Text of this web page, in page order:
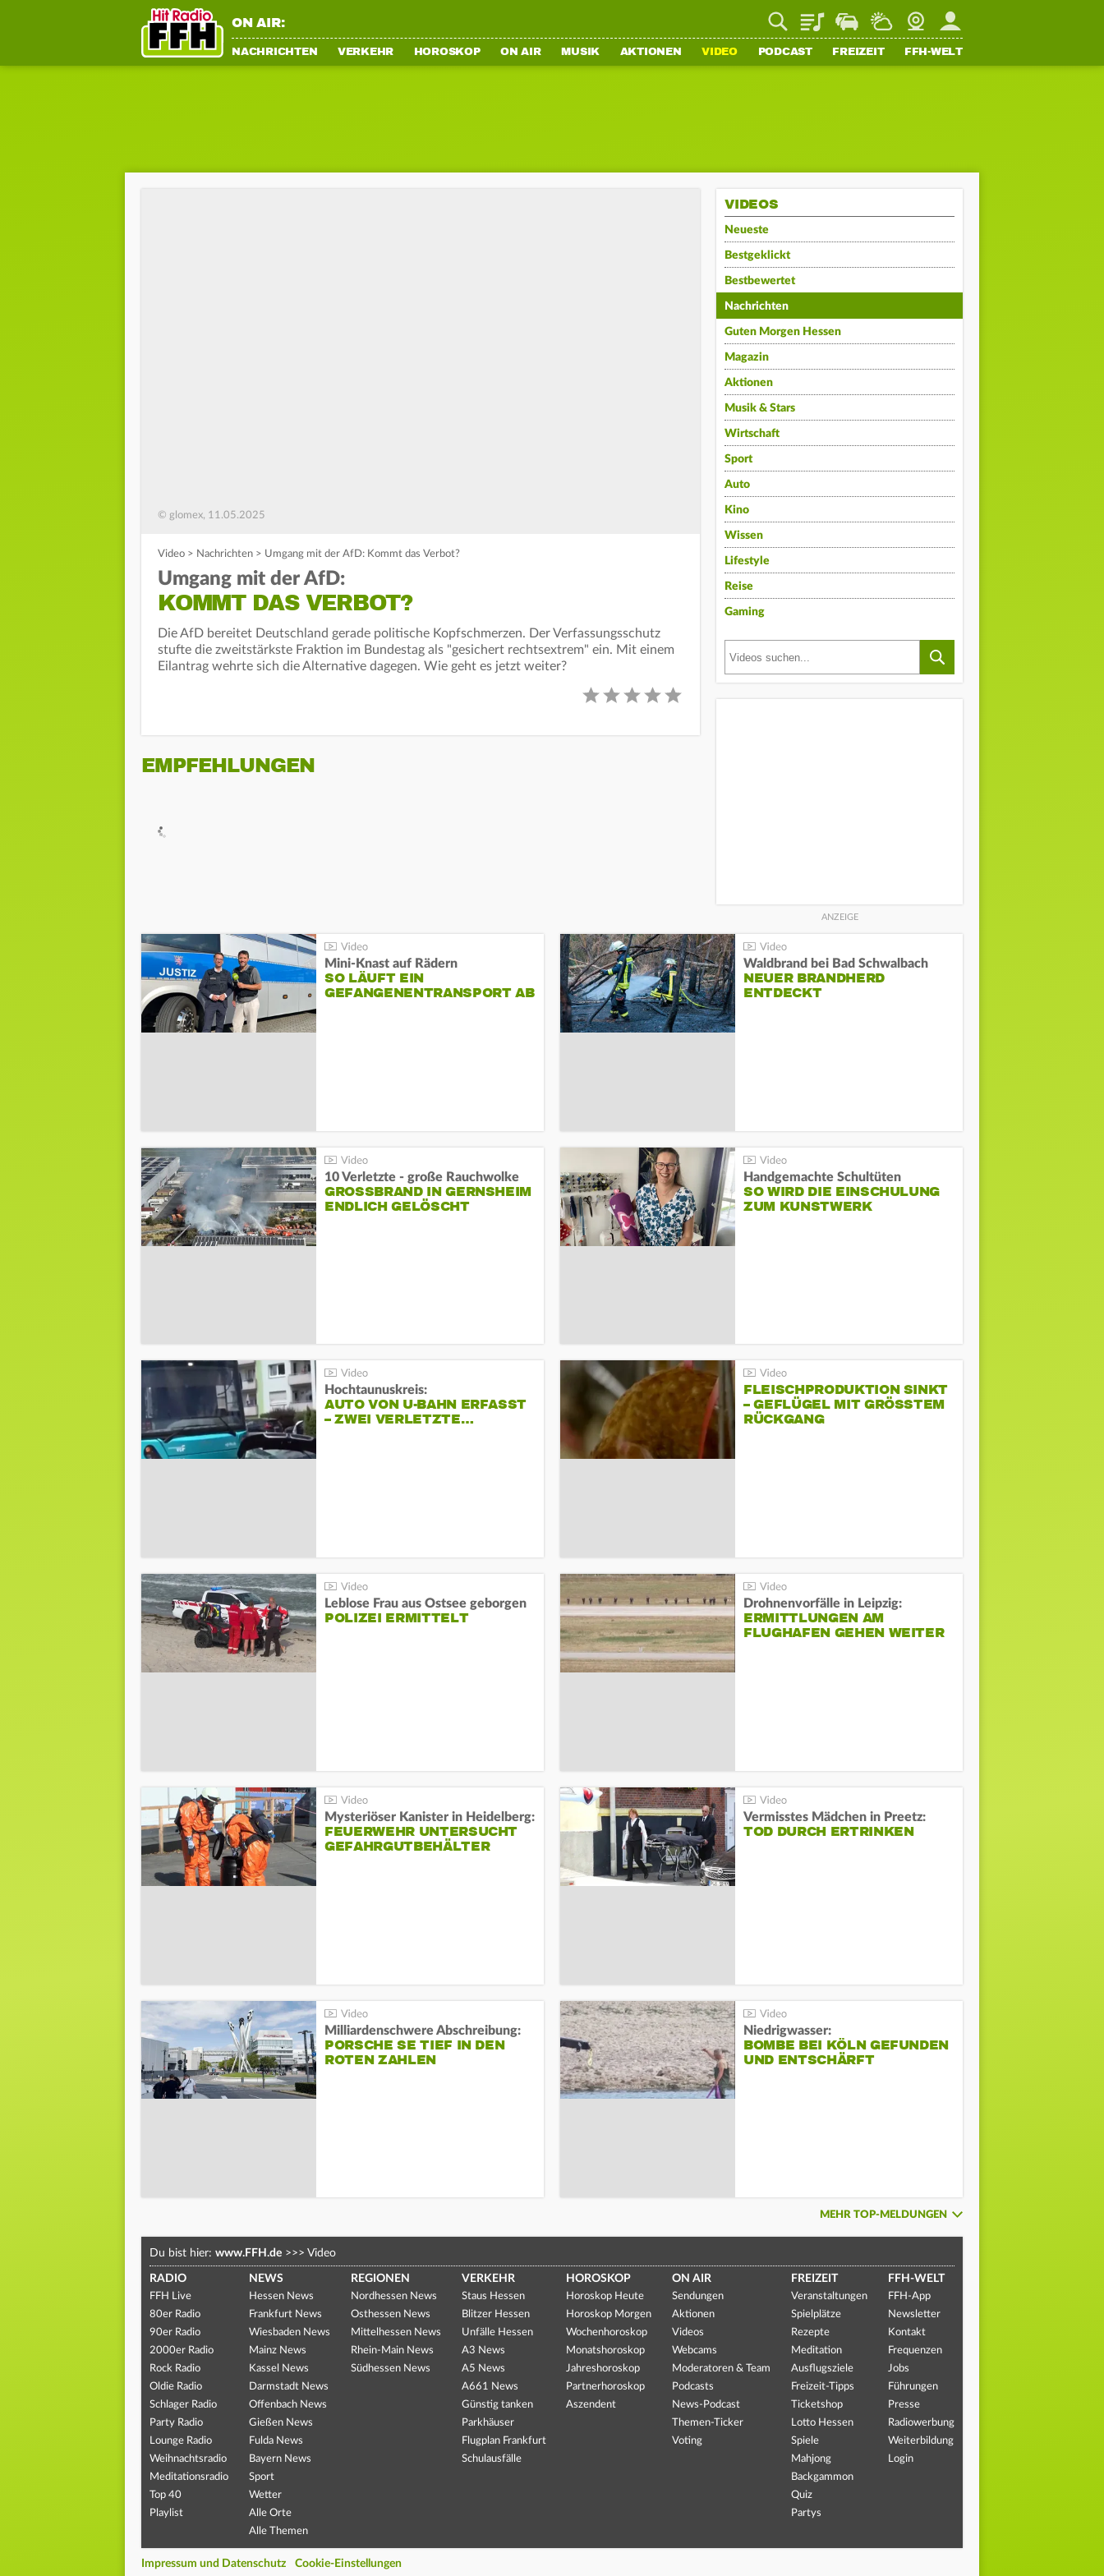
ON AIR: PlaylistStaupilotWetterWebcamMein FFH
NACHRICHTEN VERKEHR HOROSKOP ON AIR MUSIK AKTIONEN VIDEO PODCAST FREIZEIT FFH-WELT
© glomex, 11.05.2025
Video > Nachrichten > Umgang mit der AfD: Kommt das Verbot?
Umgang mit der AfD:
KOMMT DAS VERBOT?
Die AfD bereitet Deutschland gerade politische Kopfschmerzen. Der Verfassungsschutz
stufte die zweitstärkste Fraktion im Bundestag als "gesichert rechtsextrem" ein. Mit einem
Eilantrag wehrte sich die Alternative dagegen. Wie geht es jetzt weiter?
EMPFEHLUNGEN
VIDEOS
Neueste
Bestgeklickt
Bestbewertet
Nachrichten
Guten Morgen Hessen
Magazin
Aktionen
Musik & Stars
Wirtschaft
Sport
Auto
Kino
Wissen
Lifestyle
Reise
Gaming
Mini-Knast auf Rädern
SO LÄUFT EIN
GEFANGENENTRANSPORT AB
Waldbrand bei Bad Schwalbach
NEUER BRANDHERD
ENTDECKT
10 Verletzte - große Rauchwolke
GROSSBRAND IN GERNSHEIM E
NDLICH GELÖSCHT
Handgemachte Schultüten
SO WIRD DIE EINSCHULUNG
ZUM KUNSTWERK
Hochtaunuskreis:
AUTO VON U-BAHN ERFASST
– ZWEI VERLETZTE…
FLEISCHPRODUKTION SINKT
– GEFLÜGEL MIT GRÖSSTEM R
ÜCKGANG
Leblose Frau aus Ostsee geborgen
POLIZEI ERMITTELT
Drohnenvorfälle in Leipzig:
ERMITTLUNGEN AM
FLUGHAFEN GEHEN WEITER
Mysteriöser Kanister in Heidelberg:
FEUERWEHR UNTERSUCHT
GEFAHRGUTBEHÄLTER
Vermisstes Mädchen in Preetz:
TOD DURCH ERTRINKEN
Milliardenschwere Abschreibung:
PORSCHE SE TIEF IN DEN
ROTEN ZAHLEN
Niedrigwasser:
BOMBE BEI KÖLN GEFUNDEN
UND ENTSCHÄRFT
MEHR TOP-MELDUNGEN
Du bist hier: www.FFH.de >>> Video
RADIO
FFH Live
80er Radio
90er Radio
2000er Radio
Rock Radio
Oldie Radio
Schlager Radio
Party Radio
Lounge Radio
Weihnachtsradio
Meditationsradio
Top 40
Playlist
NEWS
Hessen News
Frankfurt News
Wiesbaden News
Mainz News
Kassel News
Darmstadt News
Offenbach News
Gießen News
Fulda News
Bayern News
Sport
Wetter
Alle Orte
Alle Themen
REGIONEN
Nordhessen News
Osthessen News
Mittelhessen News
Rhein-Main News
Südhessen News
VERKEHR
Staus Hessen
Blitzer Hessen
Unfälle Hessen
A3 News
A5 News
A661 News
Günstig tanken
Parkhäuser
Flugplan Frankfurt
Schulausfälle
HOROSKOP
Horoskop Heute
Horoskop Morgen
Wochenhoroskop
Monatshoroskop
Jahreshoroskop
Partnerhoroskop
Aszendent
ON AIR
Sendungen
Aktionen
Videos
Webcams
Moderatoren & Team
Podcasts
News-Podcast
Themen-Ticker
Voting
FREIZEIT
Veranstaltungen
Spielplätze
Rezepte
Meditation
Ausflugsziele
Freizeit-Tipps
Ticketshop
Lotto Hessen
Spiele
Mahjong
Backgammon
Quiz
Partys
FFH-WELT
FFH-App
Newsletter
Kontakt
Frequenzen
Jobs
Führungen
Presse
Radiowerbung
Weiterbildung
Login
Impressum und Datenschutz Cookie-Einstellungen